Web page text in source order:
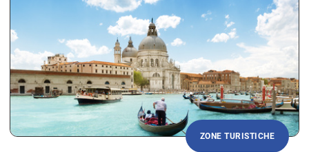
ZONE TURISTICHE